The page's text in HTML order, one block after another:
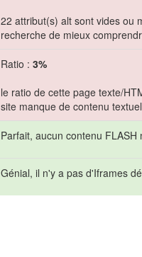
22 attribut(s) alt sont vides ou
recherche de mieux
Ratio : 3%
le ratio de cette page texte/
site manque de contenu
Parfait, aucun contenu
Génial, il n'y a pas d'Iframes